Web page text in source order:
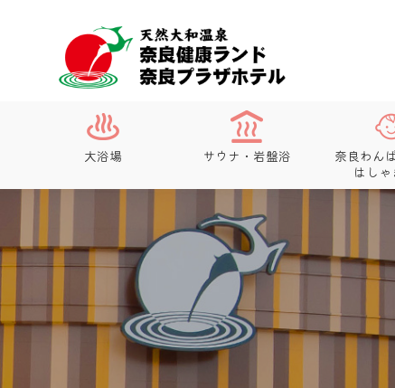
大浴場 サウナ・岩盤浴
奈良わん
はし